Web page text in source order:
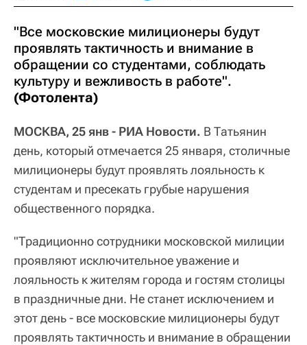
"Все московские милиционеры будут
проявлять тактичность и внимание в
обращении со студентами, соблюдать
культуру и вежливость в работе".
(Фотолента)
МОСКВА, 25 янв - РИА Новости. В Татьянин
день, который отмечается 25 января, столичные
милиционеры будут проявлять лояльность к
студентам и пресекать грубые нарушения
общественного порядка.
"Традиционно сотрудники московской милиции
проявляют исключительное уважение и
лояльность к жителям города и гостям столицы
в праздничные дни. Не станет исключением и
этот день - все московские милиционеры будут
проявлять тактичность и внимание в обращении